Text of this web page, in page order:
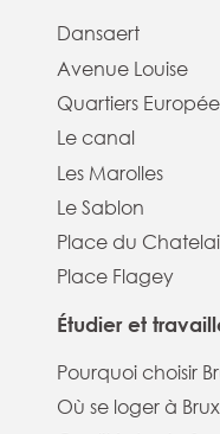
Dansaert
Avenue Louise
Quartiers
Le canal
Les Marolles
Le Sablon
Place du
Place Flagey
Étudier et
Pourquoi choisir
Où se loger à